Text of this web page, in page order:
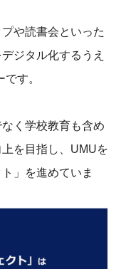
や読書会といった
ジタル化するうえ
す。
く学校教育も含め
を目指し、UMUを
」を進めていま